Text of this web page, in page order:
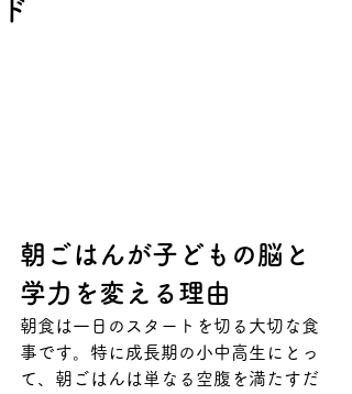
ド
朝ごはんが子どもの脳と
学力を変える理由
朝食は一日のスタートを切る大切な食
事です。特に成長期の小中高生にとっ
て、朝ごはんは単なる空腹を満たすだ